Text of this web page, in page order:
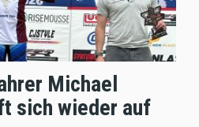
Michael
sich wieder auf